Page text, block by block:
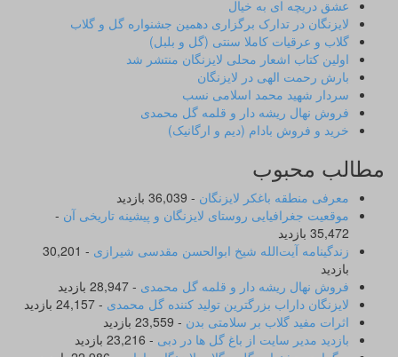
عشق دریچه ای به خیال
لایزنگان در تدارک برگزاری دهمین جشنواره گل و گلاب
گلاب و عرقیات کاملا سنتی (گل و بلبل)
اولین کتاب اشعار محلی لایزنگان منتشر شد
بارش رحمت الهی در لایزنگان
سردار شهید محمد اسلامی نسب
فروش نهال ریشه دار و قلمه گل محمدی
خرید و فروش بادام (دیم و ارگانیک)
مطالب محبوب
معرفی منطقه باغکر لایزنگان - 36,039 بازدید
موقعیت جغرافیایی روستای لایزنگان و پیشینه تاریخی آن -
35,472 بازدید
زندگینامه آیت‌الله شیخ ابوالحسن‌ مقدسی شیرازی‌
- 30,201
بازدید
فروش نهال ریشه دار و قلمه گل محمدی - 28,947 بازدید
لایزنگان داراب بزرگترین تولید کننده گل محمدی - 24,157 بازدید
اثرات مفید گلاب بر سلامتی بدن - 23,559 بازدید
بازدید مدیر سایت از باغ گل ها در دبی - 23,216 بازدید